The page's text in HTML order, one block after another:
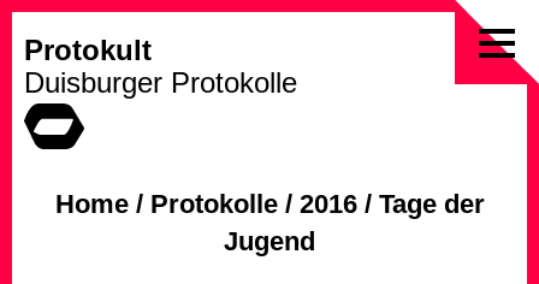
to
Protokult
Duisburger Protokolle
Home/ Protokolle/ 2016/ Tage der
Jugend